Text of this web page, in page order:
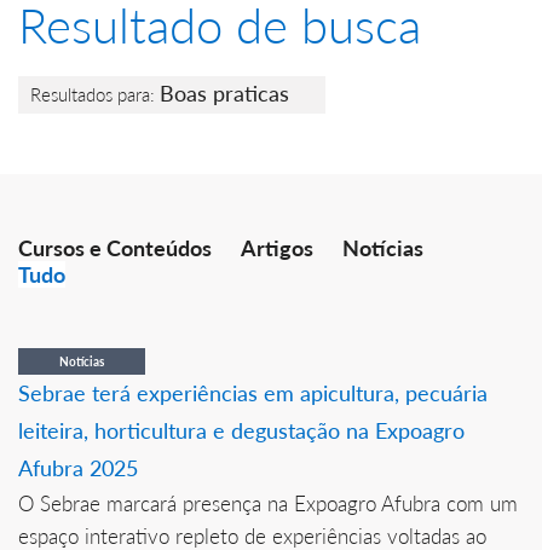
Resultado de busca
Resultados para: Boas praticas
Cursos e Conteúdos Artigos
Notícias
Tudo
Notícias
Sebrae terá experiências em apicultura, pecuária
leiteira, horticultura e degustação na Expoagro
Afubra 2025
O Sebrae marcará presença na Expoagro Afubra com um
espaço interativo repleto de experiências voltadas ao